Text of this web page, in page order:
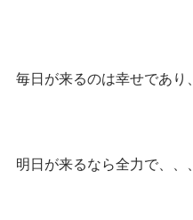
毎日が来るのは幸せであり、
明日が来るなら全力で、、、